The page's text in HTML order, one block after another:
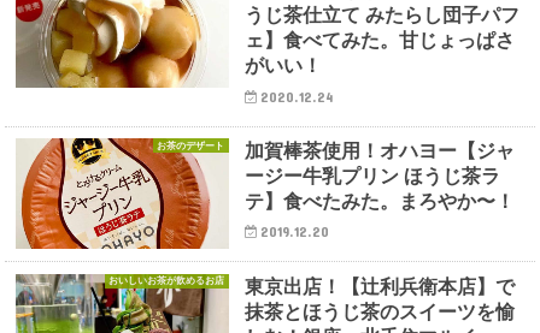
うじ茶仕立て みたらし団子パフ
ェ】食べてみた。甘じょっぱさ
がいい！
2020.12.24
お茶のデザート
加賀棒茶使用！オハヨー【ジャ
ージー牛乳プリン ほうじ茶ラ
テ】食べたみた。まろやか〜！
2019.12.20
おいしいお茶が飲めるお店
東京出店！【辻利兵衛本店】で
抹茶とほうじ茶のスイーツを愉